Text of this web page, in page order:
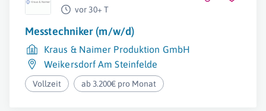
vor 30+ T
Messtechniker (m/w/d)
Kraus & Naimer Produktion GmbH
Weikersdorf Am Steinfelde
Vollzeit ab 3.200€ pro Monat